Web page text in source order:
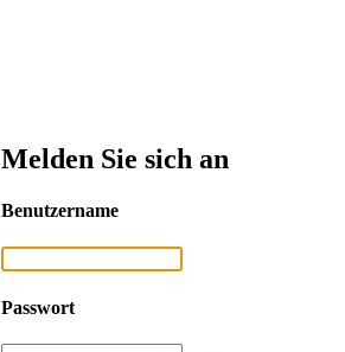
Melden Sie sich an
Benutzername
Passwort